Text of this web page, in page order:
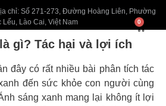
chỉ: Số 271-273, Đường Hoàng Liên, Phường
Lếu, Lào Cai, Việt Nam
0
gì? Tác hại và lợi ích
đây có rất nhiều bài phân tích tác
đến sức khỏe con người cùng
sáng xanh mang lại không ít lợi